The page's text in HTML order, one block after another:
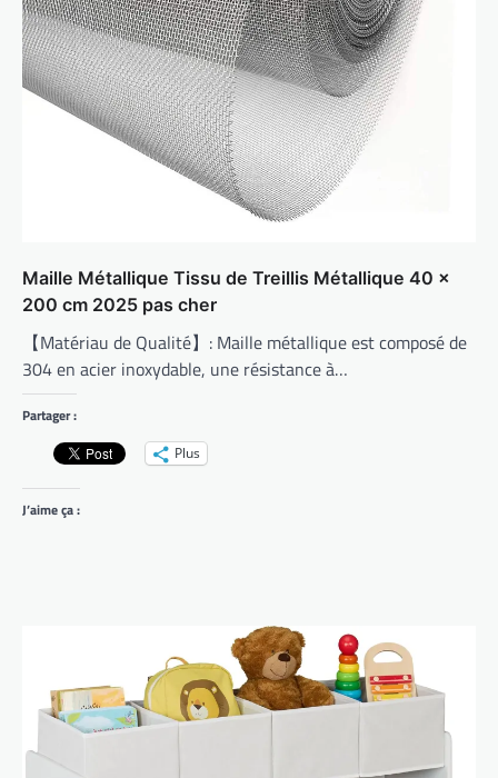
Maille Métallique Tissu de Treillis Métallique 40 x
200 cm 2025 pas cher
【Matériau de Qualité】: Maille métallique est composé de
304 en acier inoxydable, une résistance à…
Partager :
Plus
J’aime ça :